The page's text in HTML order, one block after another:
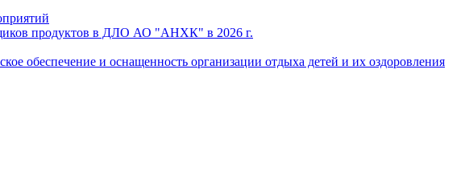
продуктов в ДЛО АО "АНХК" в 2026 г.
обеспечение и оснащенность организации отдыха детей и их оздоровления